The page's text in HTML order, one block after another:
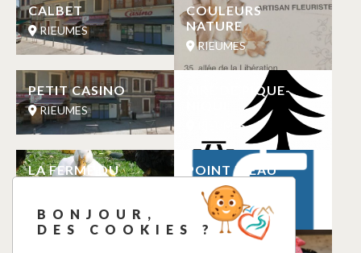
CALBET
RIEUMES
COULEURS
NATURE
RIEUMES
PETIT CASINO
RIEUMES
AIRE DE PIQUE-
RIEUMES
LA FERME DU
POINT D’EAU
POTABLE
RIEUMES
BONJOUR,
DES COOKIES ?